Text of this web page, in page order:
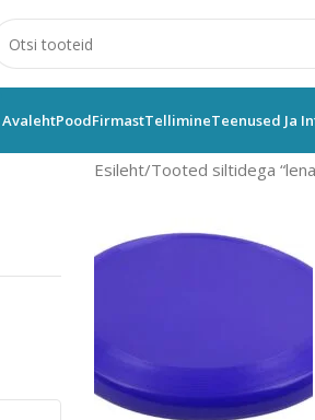
AvalehtPoodFirmastTellimineTeenused Ja
Esileht Tooted siltidega